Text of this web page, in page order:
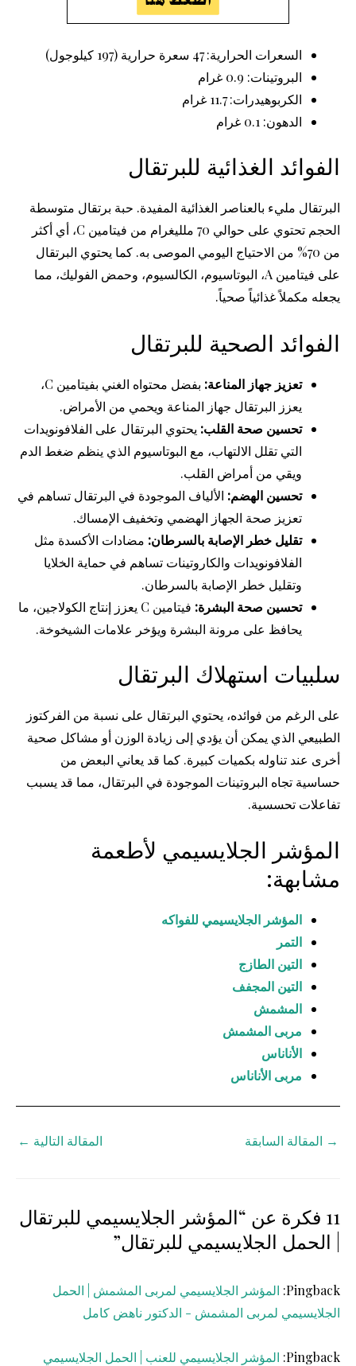
السعرات الحرارية: 47 سعرة حرارية (197 كيلوجول)
البروتينات: 0.9 غرام
الكربوهيدرات: 11.7 غرام
الدهون: 0.1 غرام
الفوائد الغذائية للبرتقال
البرتقال مليء بالعناصر الغذائية المفيدة. حبة برتقال متوسطة
الحجم تحتوي على حوالي 70 ملليغرام من فيتامين C، أي أكثر
من 70% من الاحتياج اليومي الموصى به. كما يحتوي البرتقال
على فيتامين A، البوتاسيوم، الكالسيوم، وحمض الفوليك، مما
يجعله مكملاً غذائياً صحياً.
الفوائد الصحية للبرتقال
تعزيز جهاز المناعة:
بفضل محتواه الغني بفيتامين C،
يعزز البرتقال جهاز المناعة ويحمي من الأمراض.
تحسين صحة القلب: يحتوي البرتقال على الفلافونويدات
التي تقلل الالتهاب، مع البوتاسيوم الذي ينظم ضغط الدم
ويقي من أمراض القلب.
تحسين الهضم: الألياف الموجودة في البرتقال تساهم في
تعزيز صحة الجهاز الهضمي وتخفيف الإمساك.
تقليل خطر الإصابة بالسرطان: مضادات الأكسدة مثل
الفلافونويدات والكاروتينات تساهم في حماية الخلايا
وتقليل خطر الإصابة بالسرطان.
تحسين صحة البشرة:
فيتامين C يعزز إنتاج الكولاجين، ما
يحافظ على مرونة البشرة ويؤخر علامات الشيخوخة.
سلبيات استهلاك البرتقال
على الرغم من فوائده، يحتوي البرتقال على نسبة من الفركتوز
الطبيعي الذي يمكن أن يؤدي إلى زيادة الوزن أو مشاكل صحية
أخرى عند تناوله بكميات كبيرة. كما قد يعاني البعض من
حساسية تجاه البروتينات الموجودة في البرتقال، مما قد يسبب
تفاعلات تحسسية.
المؤشر الجلايسيمي لأطعمة
مشابهة:
المؤشر الجلايسيمي للفواكه
التمر
التين الطازج
التين المجفف
المشمش
مربى المشمش
الأناناس
مربى الأناناس
→ المقالة السابقة المقالة التالية ←
11 فكرة عن “المؤشر الجلايسيمي للبرتقال
| الحمل الجلايسيمي للبرتقال”
Pingback: المؤشر الجلايسيمي لمربى المشمش | الحمل
الجلايسيمي لمربى المشمش - الدكتور ناهض كامل
Pingback: المؤشر الجلايسيمي للعنب | الحمل الجلايسيمي